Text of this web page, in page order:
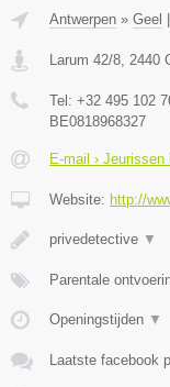
Antwerpen » Geel |
Larum 42/8 2440
Tel: +32 495 102
BE0818968327
E-mail ›
Website: http://
privedetective ▼
Parentale
Openingstijden ▼
Laatste facebook